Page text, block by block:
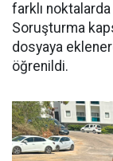
farklı
Soruşturma
dosyaya
öğrenildi.